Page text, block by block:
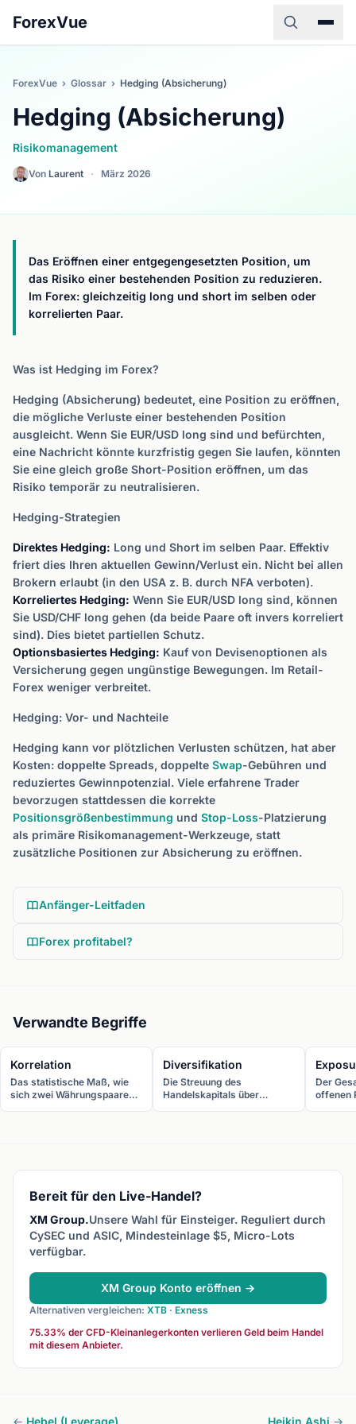
ForexVue
ForexVue › Glossar › Hedging (Absicherung)
Hedging (Absicherung)
Risikomanagement
Von Laurent · März 2026
Das Eröffnen einer entgegengesetzten Position, um
das Risiko einer bestehenden Position zu reduzieren.
Im Forex: gleichzeitig long und short im selben oder
korrelierten Paar.
Was ist Hedging im Forex?
Hedging (Absicherung) bedeutet, eine Position zu eröffnen,
die mögliche Verluste einer bestehenden Position
ausgleicht. Wenn Sie EUR/USD long sind und befürchten,
eine Nachricht könnte kurzfristig gegen Sie laufen, könnten
Sie eine gleich große Short-Position eröffnen, um das
Risiko temporär zu neutralisieren.
Hedging-Strategien
Direktes Hedging: Long und Short im selben Paar. Effektiv
friert dies Ihren aktuellen Gewinn/Verlust ein. Nicht bei allen
Brokern erlaubt (in den USA z. B. durch NFA verboten).
Korreliertes Hedging: Wenn Sie EUR/USD long sind, können
Sie USD/CHF long gehen (da beide Paare oft invers korreliert
sind). Dies bietet partiellen Schutz.
Optionsbasiertes Hedging: Kauf von Devisenoptionen als
Versicherung gegen ungünstige Bewegungen. Im Retail-
Forex weniger verbreitet.
Hedging: Vor- und Nachteile
Hedging kann vor plötzlichen Verlusten schützen, hat aber
Kosten: doppelte Spreads, doppelte Swap-Gebühren und
reduziertes Gewinnpotenzial. Viele erfahrene Trader
bevorzugen stattdessen die korrekte
Positionsgrößenbestimmung und Stop-Loss-Platzierung
als primäre Risikomanagement-Werkzeuge, statt
zusätzliche Positionen zur Absicherung zu eröffnen.
Anfänger-Leitfaden
Forex profitabel?
Verwandte Begriffe
Korrelation
Das statistische Maß, wie
sich zwei Währungspaare
Diversifikation
Die Streuung des
Handelskapitals über
Der
offenen
Bereit für den Live-Handel?
XM Group.Unsere Wahl für Einsteiger. Reguliert durch
CySEC und ASIC, Mindesteinlage $5, Micro-Lots
verfügbar.
XM Group Konto eröffnen →
Alternativen vergleichen: XTB · Exness
75.33% der CFD-Kleinanlegerkonten verlieren Geld beim Handel
mit diesem Anbieter.
← Hebel (Leverage) Heikin Ashi →